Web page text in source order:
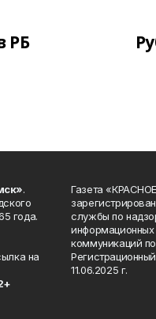
РБ
.
года.
на
Газета
службы по
коммуникаций
11.06.2025 г.